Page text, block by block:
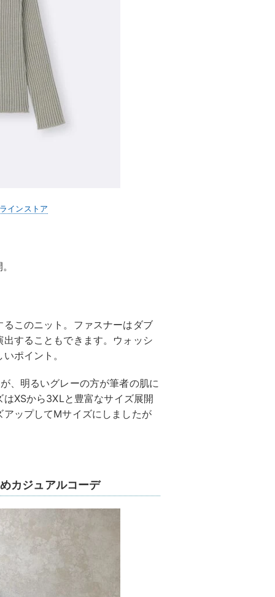
インストア
このニット。ファスナーはダブ
することもできます。ウォッシ
ポイント。
、明るいグレーの方が筆者の肌に
XSから3XLと豊富なサイズ展開
ップしてMサイズにしましたが
カジュアルコーデ